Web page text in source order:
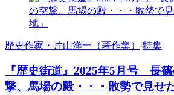
歴史作家・片山洋一（著作集） 特集
『歴史街道』2025年5月号 長
撃、馬場の殿・・・敗勢で見せ